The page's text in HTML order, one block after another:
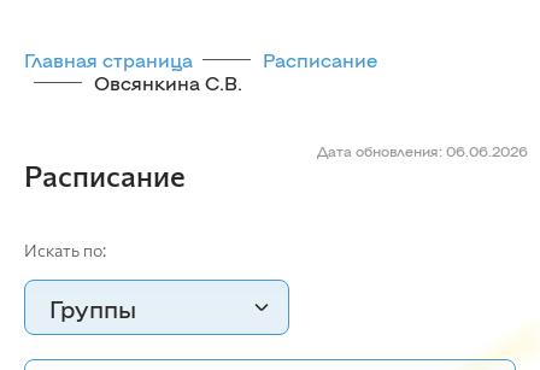
Главная страница
Расписание
Овсянкина С.В.
Дата обновления: 06.06.2026
Расписание
Искать по:
Группы